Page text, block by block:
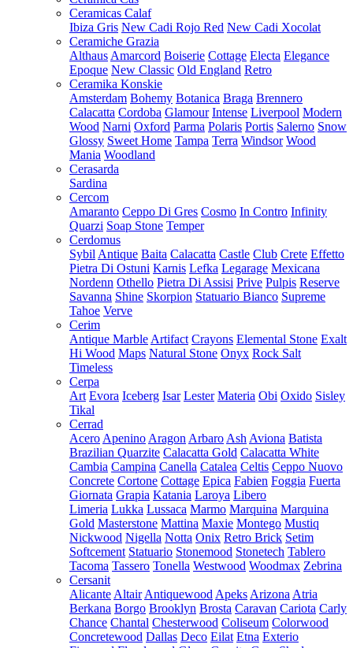
Ceramicas Calaf
Ibiza Gris New Cadi Rojo Red New Cadi Xocolat
Ceramiche Grazia
Althaus Amarcord Boiserie Cottage Electa Elegance
Epoque New Classic Old England Retro
Ceramika Konskie
Amsterdam Bohemy Botanica Braga Brennero
Calacatta Cordoba Glamour Intense Liverpool Modern
Wood Narni Oxford Parma Polaris Portis Salerno Snow
Glossy Sweet Home Tampa Terra Windsor Wood
Mania Woodland
Cerasarda
Sardina
Cercom
Amaranto Ceppo Di Gres Cosmo In Contro Infinity
Quarzi Soap Stone Temper
Cerdomus
Sybil Antique Baita Calacatta Castle Club Crete Effetto
Pietra Di Ostuni Karnis Lefka Legarage Mexicana
Nordenn Othello Pietra Di Assisi Prive Pulpis Reserve
Savanna Shine Skorpion Statuario Bianco Supreme
Tahoe Verve
Cerim
Antique Marble Artifact Crayons Elemental Stone Exalt
Hi Wood Maps Natural Stone Onyx Rock Salt
Timeless
Cerpa
Art Evora Iceberg Isar Lester Materia Obi Oxido Sisley
Tikal
Cerrad
Acero Apenino Aragon Arbaro Ash Aviona Batista
Brazilian Quarzite Calacatta Gold Calacatta White
Cambia Campina Canella Catalea Celtis Ceppo Nuovo
Concrete Cortone Cottage Epica Fabien Foggia Fuerta
Giornata Grapia Katania Laroya Libero
Limeria Lukka Lussaca Marmo Marquina Marquina
Gold Masterstone Mattina Maxie Montego Mustiq
Nickwood Nigella Notta Onix Retro Brick Setim
Softcement Statuario Stonemood Stonetech Tablero
Tacoma Tassero Tonella Westwood Woodmax Zebrina
Cersanit
Alicante Altair Antiquewood Apeks Arizona Atria
Berkana Borgo Brooklyn Brosta Caravan Cariota Carly
Chance Chantal Chesterwood Coliseum Colorwood
Concretewood Dallas Deco Eilat Etna Exterio